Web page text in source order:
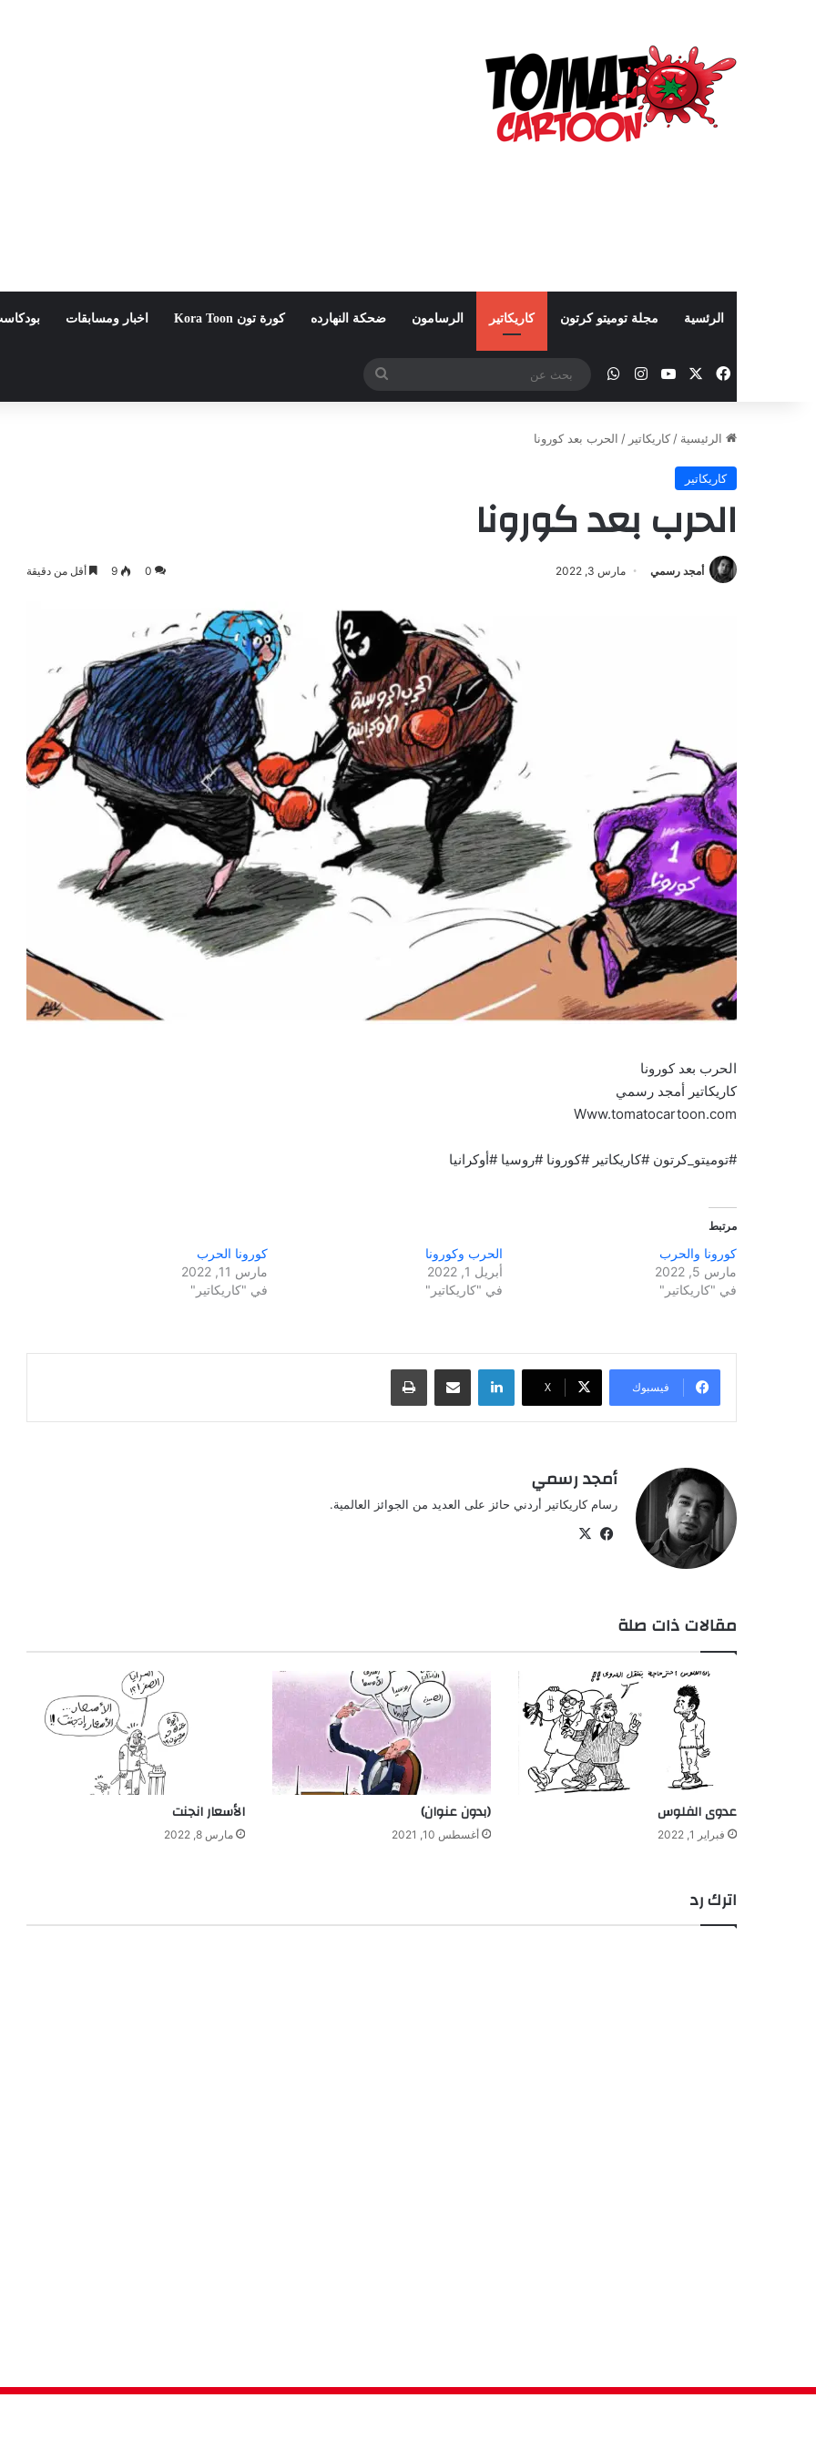
الرئسية مجلة توميتو كرتون كاريكاتير الرسامون ضحكة النهارده كورة تون Kora Toon اخبار ومسابقات
فيسبوك ‫YouTube
انستقرامواتساب
بحث
عن
الرئيسية / كاريكاتير / الحرب بعد كورونا
كاريكاتير
الحرب بعد كورونا
أمجد رسمي مارس 3, 2022 0
9 أقل من دقيقة
الحرب بعد كورونا
كاريكاتير أمجد رسمي
Www.tomatocartoon.com
#توميتو_كرتون #كاريكاتير #كورونا #روسيا #أوكرانيا
مرتبط
كورونا والحرب
مارس 5, 2022
في "كاريكاتير"
الحرب وكورونا
أبريل 1, 2022
في "كاريكاتير"
كورونا الحرب
مارس 11, 2022
في "كاريكاتير"
فيسبوك ‫X
لينكدإن مشاركة عبر البريد طباعة
أمجد رسمي
رسام كاريكاتير أردني حائز على العديد من الجوائز العالمية.
فيسبوك
مقالات ذات صلة
عدوى الفلوس
فبراير 1, 2022
(بدون عنوان)
أغسطس 10, 2021
الأسعار انجنت
مارس 8, 2022
اترك رد